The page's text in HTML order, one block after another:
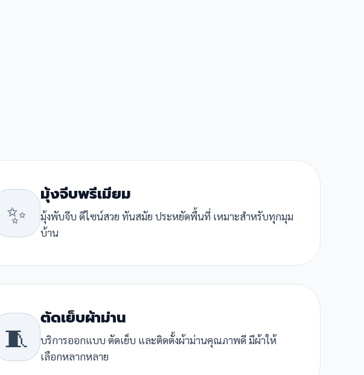
✨
มุ้งจีบพรีเมียม
มุ้งพับจีบ ดีไซน์สวย ทันสมัย ประหยัดพื้นที่ เหมาะสำหรับทุกมุม
บ้าน
🧵
ตัดเย็บผ้าม่าน
บริการออกแบบ ตัดเย็บ และติดตั้งผ้าม่านคุณภาพดี มีผ้าให้
เลือกหลากหลาย